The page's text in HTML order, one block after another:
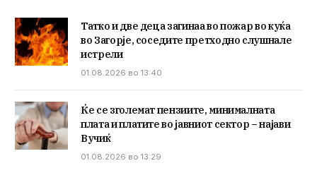
Татко и две деца загинаа во пожар во куќа
во Загорје, соседите претходно слушнале
истрели
01.08.2026 во 13:40
Ќе се зголемат пензиите, минималната
плата и платите во јавниот сектор – најави
Вучиќ
01.08.2026 во 13:29